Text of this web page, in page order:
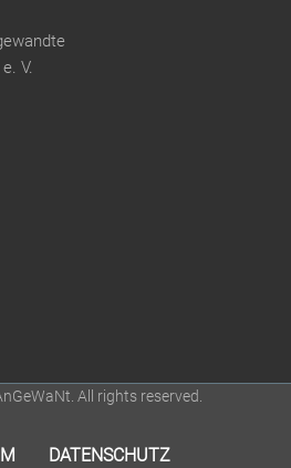
V.
All rights reserved.
DATENSCHUTZ